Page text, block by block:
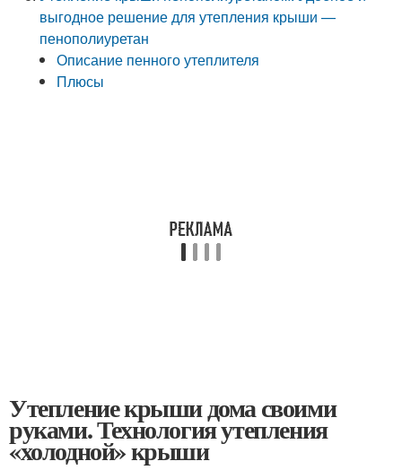
выгодное решение для утепления крыши —
пенополиуретан
Описание пенного утеплителя
Плюсы
Утепление крыши дома своими
руками. Технология утепления
«холодной» крыши